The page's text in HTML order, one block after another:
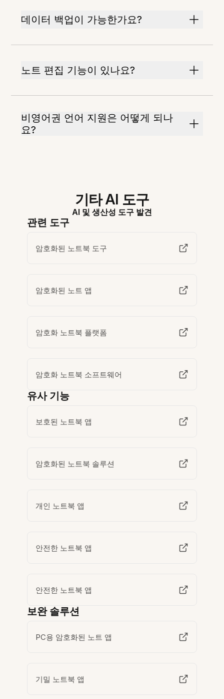
데이터 백업이 가능한가요?
노트 편집 기능이 있나요?
비영어권 언어 지원은 어떻게 되나
요?
기타 AI 도구
AI 및 생산성 도구 발견
관련 도구
암호화된 노트북 도구
암호화된 노트 앱
암호화 노트북 플랫폼
암호화 노트북 소프트웨어
유사 기능
보호된 노트북 앱
암호화된 노트북 솔루션
개인 노트북 앱
안전한 노트북 앱
안전한 노트북 앱
보완 솔루션
PC용 암호화된 노트 앱
기밀 노트북 앱